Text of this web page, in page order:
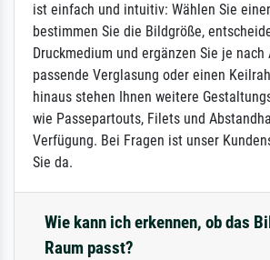
ist einfach und intuitiv: Wählen Sie
bestimmen Sie die Bildgröße,
Druckmedium und ergänzen Sie je
passende Verglasung oder einen
hinaus stehen Ihnen weitere
wie Passepartouts, Filets und
Verfügung. Bei Fragen ist unser
Sie da.
Wie kann ich erkennen, ob das
Raum passt?